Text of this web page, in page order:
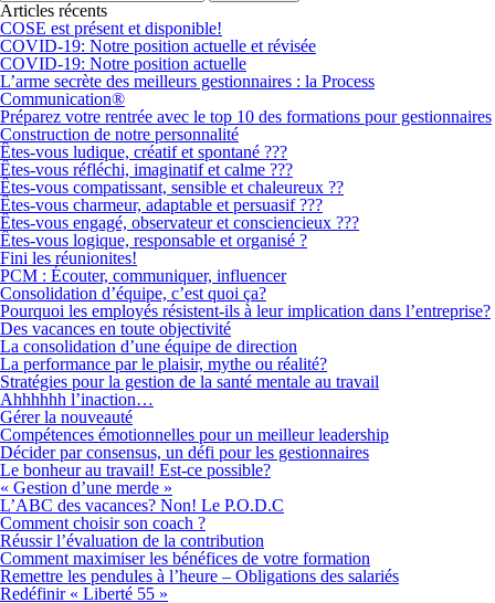
Articles récents
COSE est présent et disponible!
COVID-19: Notre position actuelle et révisée
COVID-19: Notre position actuelle
L’arme secrète des meilleurs gestionnaires : la Process
Communication®
Préparez votre rentrée avec le top 10 des formations pour gestionnaires
Construction de notre personnalité
Êtes-vous ludique, créatif et spontané ???
Êtes-vous réfléchi, imaginatif et calme ???
Êtes-vous compatissant, sensible et chaleureux ??
Êtes-vous charmeur, adaptable et persuasif ???
Êtes-vous engagé, observateur et consciencieux ???
Êtes-vous logique, responsable et organisé ?
Fini les réunionites!
PCM : Écouter, communiquer, influencer
Consolidation d’équipe, c’est quoi ça?
Pourquoi les employés résistent-ils à leur implication dans l’entreprise?
Des vacances en toute objectivité
La consolidation d’une équipe de direction
La performance par le plaisir, mythe ou réalité?
Stratégies pour la gestion de la santé mentale au travail
Ahhhhhh l’inaction…
Gérer la nouveauté
Compétences émotionnelles pour un meilleur leadership
Décider par consensus, un défi pour les gestionnaires
Le bonheur au travail! Est-ce possible?
« Gestion d’une merde »
L’ABC des vacances? Non! Le P.O.D.C
Comment choisir son coach ?
Réussir l’évaluation de la contribution
Comment maximiser les bénéfices de votre formation
Remettre les pendules à l’heure – Obligations des salariés
Redéfinir « Liberté 55 »